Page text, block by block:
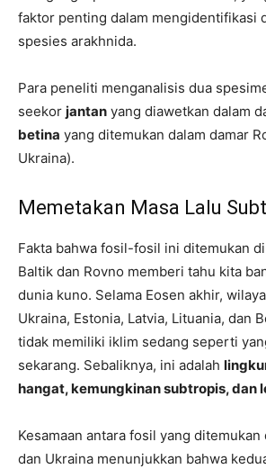
faktor penting dalam mengidentifikasi
spesies arakhnida.
Para peneliti menganalisis dua
seekor jantan yang diawetkan dalam
betina yang ditemukan dalam damar
Ukraina).
Memetakan Masa Lalu
Fakta bahwa fosil-fosil ini ditemukan
Baltik dan Rovno memberi tahu kita
dunia kuno. Selama Eosen akhir,
Ukraina, Estonia, Latvia, Lituania, dan
tidak memiliki iklim sedang seperti
sekarang. Sebaliknya, ini adalah
hangat, kemungkinan subtropis, dan
Kesamaan antara fosil yang
dan Ukraina menunjukkan bahwa